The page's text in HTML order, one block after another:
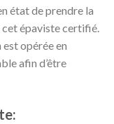
état de prendre la
cet épaviste certifié.
opérée en
afin d’être